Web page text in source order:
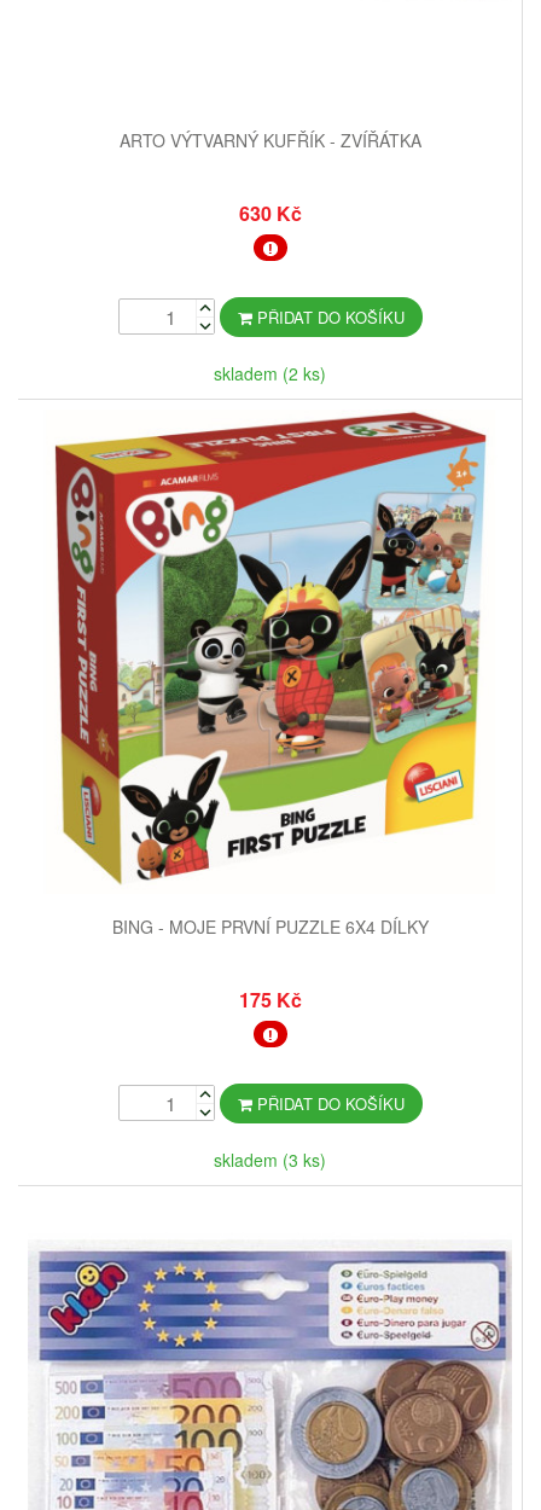
ARTO VÝTVARNÝ KUFŘÍK - ZVÍŘÁTKA
630 Kč
PŘIDAT DO KOŠÍKU
skladem (2 ks)
BING - MOJE PRVNÍ PUZZLE 6X4 DÍLKY
175 Kč
PŘIDAT DO KOŠÍKU
skladem (3 ks)